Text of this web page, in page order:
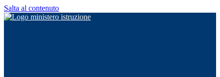
Salta al contenuto